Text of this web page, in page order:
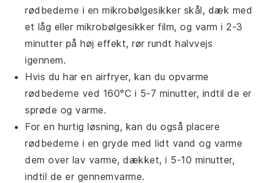
rødbederne i en mikrobølgesikker skål, dæk med
et låg eller mikrobølgesikker film, og varm i 2-3
minutter på høj effekt, rør rundt halvvejs
igennem.
Hvis du har en airfryer, kan du opvarme
rødbederne ved 160°C i 5-7 minutter, indtil de er
sprøde og varme.
For en hurtig løsning, kan du også placere
rødbederne i en gryde med lidt vand og varme
dem over lav varme, dækket, i 5-10 minutter,
indtil de er gennemvarme.